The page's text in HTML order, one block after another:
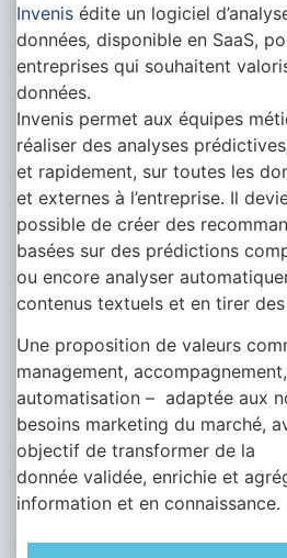
Invenis édite un logiciel
données, disponible en SaaS,
entreprises qui souhaitent
données.
Invenis permet aux équipes
réaliser des analyses
et rapidement, sur toutes les
et externes à l’entreprise. Il
possible de créer des
basées sur des prédictions
ou encore analyser
contenus textuels et en tirer
Une proposition de valeurs
management,
automatisation – adaptée aux
besoins marketing du marché,
objectif de transformer de la
donnée validée, enrichie et
information et en connaissance.